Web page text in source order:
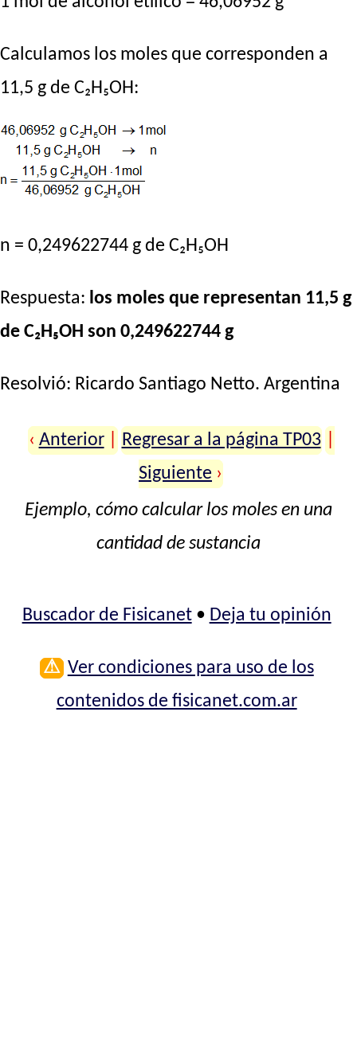
Calculamos los moles que corresponden a
11,5 g de C₂H₅OH:
n = 0,249622744 g de C₂H₅OH
Respuesta: los moles que representan 11,5 g
de C₂H₅OH son 0,249622744 g
Resolvió: Ricardo Santiago Netto. Argentina
‹ Anterior Regresar a la página TP03
Siguiente ›
Ejemplo, cómo calcular los moles en una
cantidad de sustancia
Buscador de Fisicanet• Deja tu opinión
⚠ Ver condiciones para uso de los
contenidos de fisicanet.com.ar